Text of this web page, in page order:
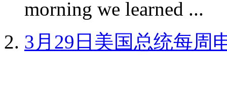
morning we learned ...
3月29日美国总统每周